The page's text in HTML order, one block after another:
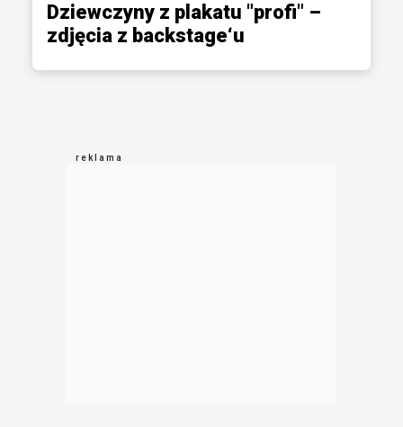
Dziewczyny z plakatu "profi" –
zdjęcia z backstage‘u